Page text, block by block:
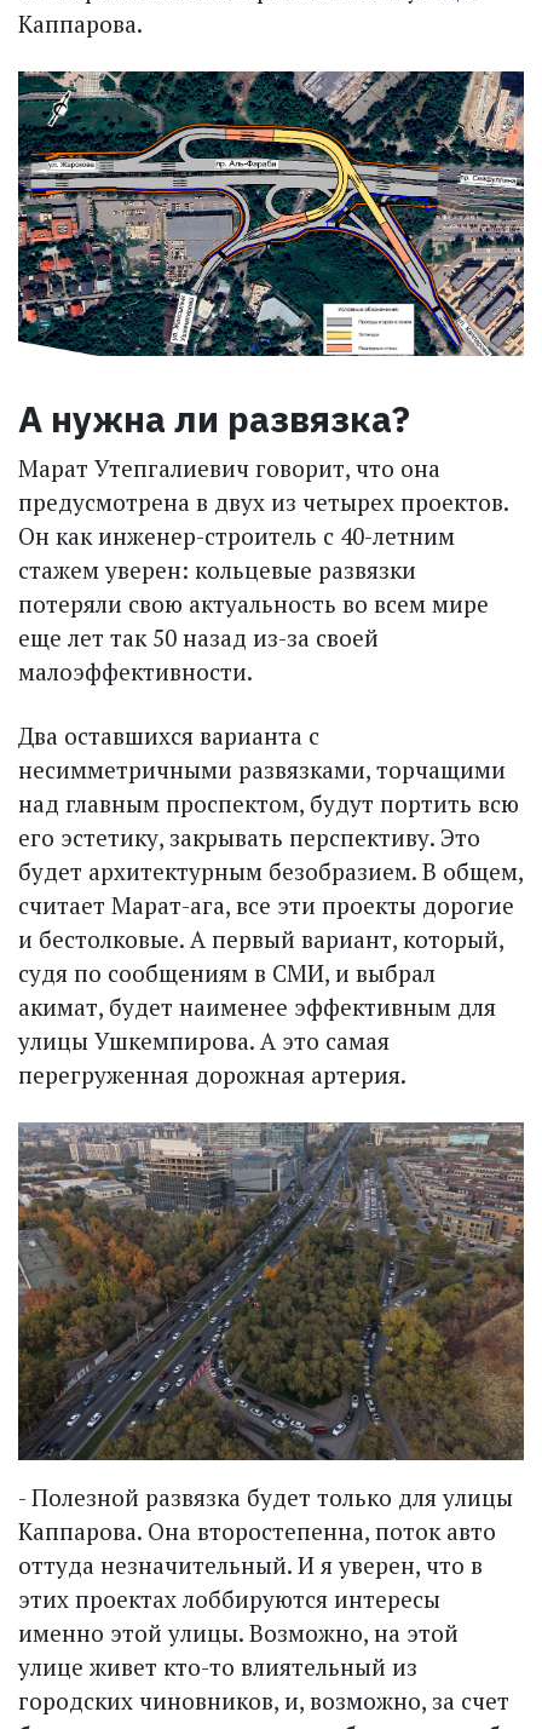
Каппарова.
А нужна ли развязка?
Марат Утепгалиевич говорит, что она
предусмотрена в двух из четырех проектов.
Он как инженер-строитель с 40-летним
стажем уверен: кольцевые развязки
потеряли свою актуальность во всем мире
еще лет так 50 назад из-за своей
малоэффективности.
Два оставшихся варианта с
несимметричными развязками, торчащими
над главным проспектом, будут портить всю
его эстетику, закрывать перспективу. Это
будет архитектурным безобразием. В общем,
считает Марат-ага, все эти проекты дорогие
и бестолковые. А первый вариант, который,
судя по сообщениям в СМИ, и выбрал
акимат, будет наименее эффективным для
улицы Ушкемпирова. А это самая
перегруженная дорожная артерия.
- Полезной развязка будет только для улицы
Каппарова. Она второстепенна, поток авто
оттуда незначительный. И я уверен, что в
этих проектах лоббируются интересы
именно этой улицы. Возможно, на этой
улице живет кто-то влиятельный из
городских чиновников, и, возможно, за счет